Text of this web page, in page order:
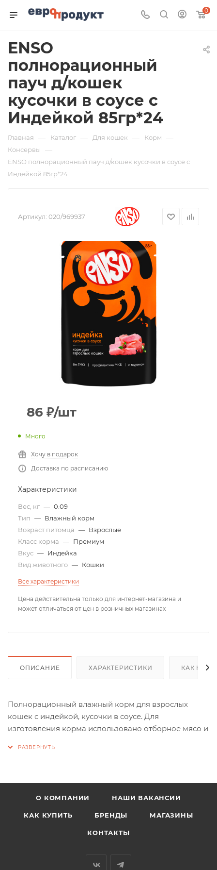
0
ENSO
полнорационный
пауч д/кошек
кусочки в соусе с
Индейкой 85гр*24
Главная — Каталог — Для кошек — Корм —
Консервы —
ENSO полнорационный пауч д/кошек кусочки в соусе с
Индейкой 85гр*24
Артикул: 020/969937
86 ₽/шт
Много
Хочу в подарок
Доставка по расписанию
Характеристики
Вес, кг — 0.09
Тип — Влажный корм
Возраст питомца — Взрослые
Класс корма — Премиум
Вкус — Индейка
Вид животного — Кошки
Все характеристики
Цена действительна только для интернет-магазина и
может отличаться от цен в розничных магазинах
ОПИСАНИЕ ХАРАКТЕРИСТИКИ КАК
Полнорационный влажный корм для взрослых
кошек с индейкой, кусочки в соусе. Для
изготовления корма использовано отборное мясо и
ДНК. Благодаря сбалансированному составу и
натуральным ингредиентам, нежные мясные
уже при первом знакомстве с кормом.
подобранными витаминами и минералами,
О КОМПАНИИ НАШИ ВАКАНСИИ
КАК КУПИТЬ БРЕНДЫ МАГАЗИНЫ
КОНТАКТЫ